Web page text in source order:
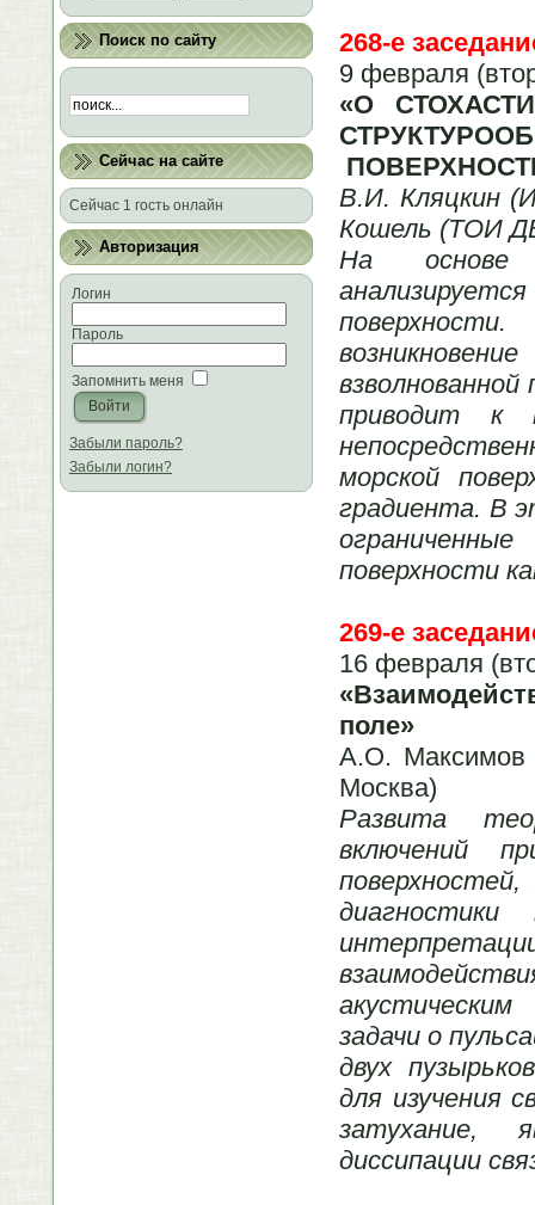
Поиск по сайту
Сейчас на сайте
Сейчас 1 гость онлайн
Авторизация
Логин
Пароль
Запомнить меня
Забыли пароль?
Забыли логин?
268-е
9 февраля
«О
В.И. Кляцкин
Кошель (ТОИ
На основе
приводит к
морской
градиента. В
поверхности
269-е
16 февраля
поле»
А.О.
Москва)
Развита
включений
задачи о
двух
для изучения
затухание,
диссипации